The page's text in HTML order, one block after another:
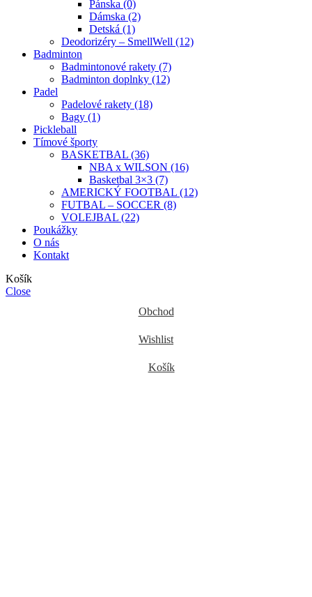
Pánska (0)
Dámska (2)
Detská (1)
Deodorizéry – SmellWell (12)
Badminton
Badmintonové rakety (7)
Badminton doplnky (12)
Padel
Padelové rakety (18)
Bagy (1)
Pickleball
Tímové športy
BASKETBAL (36)
NBA x WILSON (16)
Basketbal 3×3 (7)
AMERICKÝ FOOTBAL (12)
FUTBAL – SOCCER (8)
VOLEJBAL (22)
Poukážky
O nás
Kontakt
Košík
Close
Obchod
Wishlist
Košík